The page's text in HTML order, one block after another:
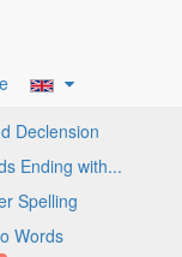
Declension
Ending with...
Spelling
Words